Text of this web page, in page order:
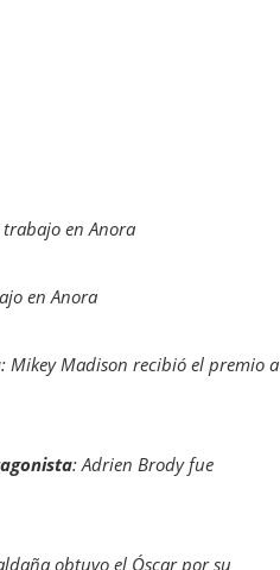
en Anora
en Anora
: Mikey Madison recibió el premio a
: Adrien Brody fue
obtuvo el Óscar por su